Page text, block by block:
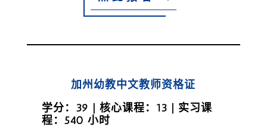
加州幼教中文教师资格证
学分：39 | 核心课程：13 | 实习课
程：540 小时